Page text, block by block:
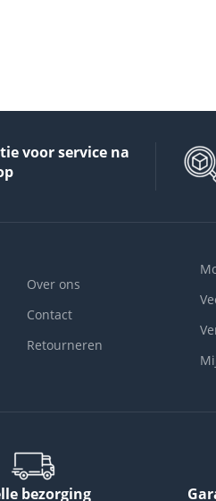
voor service na
Over ons
Contact
Retourneren
bezorging